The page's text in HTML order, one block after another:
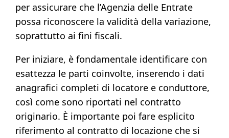
per assicurare che l’Agenzia delle Entrate
possa riconoscere la validità della variazione,
soprattutto ai fini fiscali.
Per iniziare, è fondamentale identificare con
esattezza le parti coinvolte, inserendo i dati
anagrafici completi di locatore e conduttore,
così come sono riportati nel contratto
originario. È importante poi fare esplicito
riferimento al contratto di locazione che si